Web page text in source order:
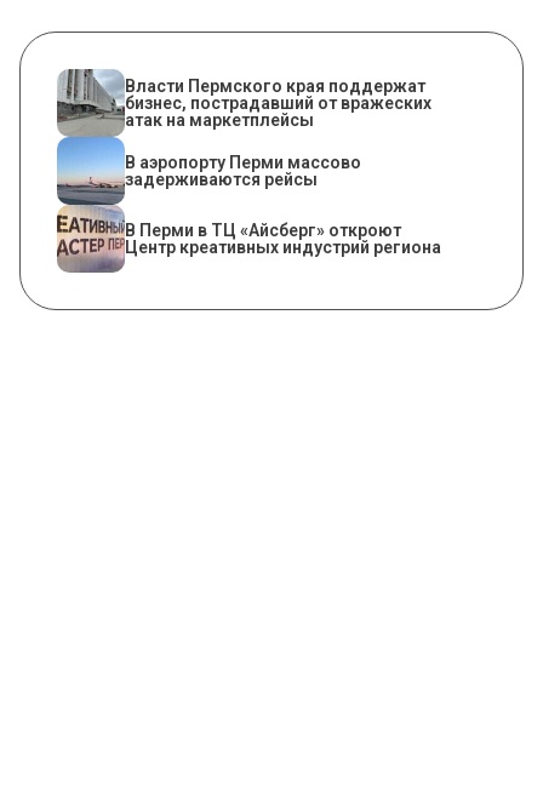
Власти Пермского края поддержат
бизнес, пострадавший от вражеских
атак на маркетплейсы
В аэропорту Перми массово
задерживаются рейсы
В Перми в ТЦ «Айсберг» откроют
Центр креативных индустрий региона